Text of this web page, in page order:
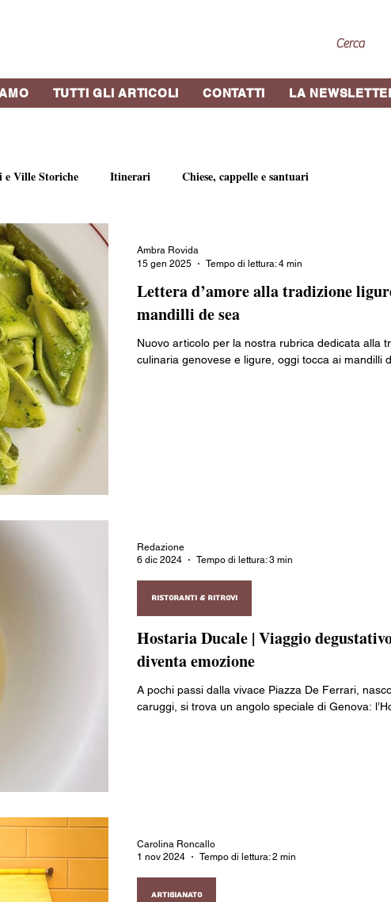
TUTTI GLI ARTICOLI CONTATTI LA
e Ville Storiche Itinerari Chiese, cappelle e santuari
Strutture Ricettive
di Genova Artisti e gallerie d'arte Botteghe storiche
all'estero Valle d’Aosta Piemonte Liguria Lombardia
Giulia Emilia-Romagna
Lettera d’amore alla tradizione
mandilli de sea
Nuovo articolo per la nostra rubrica dedicata alla
culinaria genovese e ligure, oggi tocca ai mandilli
Ambra Rovida
15 gen 2025
Tempo di lettura: 4 min
Hostaria Ducale | Viaggio
diventa emozione
A pochi passi dalla vivace Piazza De Ferrari,
caruggi, si trova un angolo speciale di Genova:
RISTORANTI & RITROVI
Redazione
6 dic 2024
Tempo di lettura: 3 min
ARTIGIANATO
Carolina Roncallo
1 nov 2024
Tempo di lettura: 2 min